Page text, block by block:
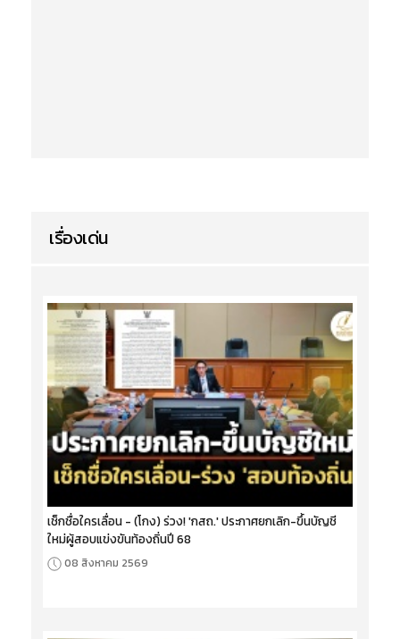
เรื่องเด่น
เช็กชื่อใครเลื่อน - (โกง) ร่วง! 'กสถ.' ประกาศยกเลิก-ขึ้นบัญชี
ใหม่ผู้สอบแข่งขันท้องถิ่นปี 68
08 สิงหาคม 2569